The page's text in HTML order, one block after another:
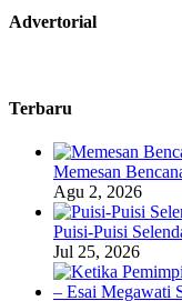
Advertorial
Terbaru
Memesan
Agu 2, 2026
Puisi-Puisi
Jul 25, 2026